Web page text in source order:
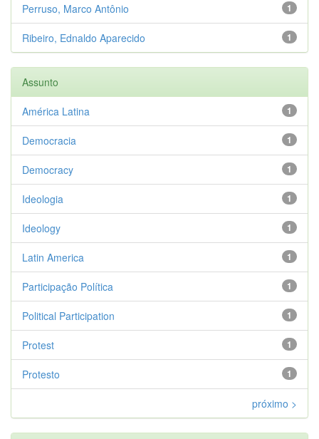
1
Perruso, Marco Antônio
1
Ribeiro, Ednaldo Aparecido
Assunto
1
América Latina
1
Democracia
1
Democracy
1
Ideologia
1
Ideology
1
Latin America
1
Participação Política
1
Political Participation
1
Protest
1
Protesto
próximo >